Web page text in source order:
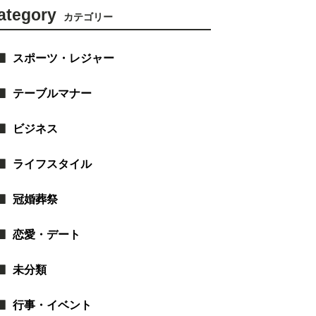
カテゴリー
スポーツ・レジャー
テーブルマナー
ビジネス
ライフスタイル
冠婚葬祭
恋愛・デート
未分類
行事・イベント